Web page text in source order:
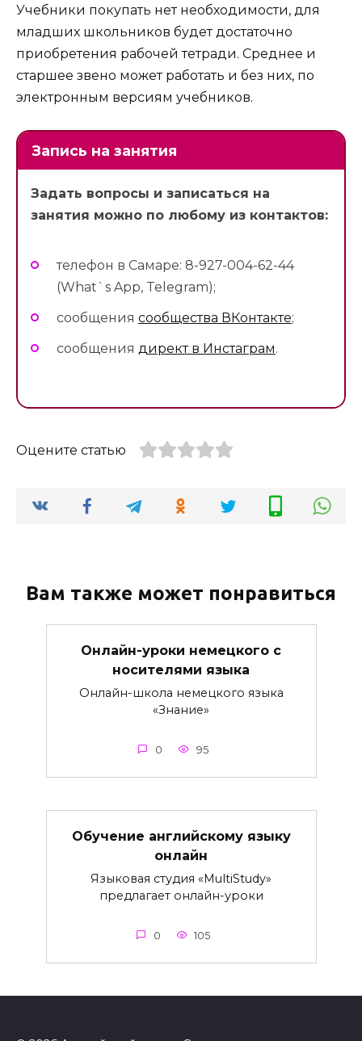
Учебники покупать нет необходимости, для
младших школьников будет достаточно
приобретения рабочей тетради. Среднее и
старшее звено может работать и без них, по
электронным версиям учебников.
Запись на занятия
Задать вопросы и записаться на
занятия можно по любому из контактов:
телефон в Самаре: 8-927-004-62-44
(What`s App, Telegram);
сообщения сообщества ВКонтакте;
сообщения директ в Инстаграм.
Оцените статью
Вам также может понравиться
Онлайн-уроки немецкого с
носителями языка
Онлайн-школа немецкого языка
«Знание»
0 95
Обучение английскому языку
онлайн
Языковая студия «MultiStudy»
предлагает онлайн-уроки
0 105